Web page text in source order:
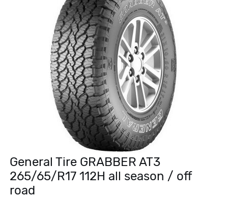
General Tire GRABBER AT3
265/65/R17 112H all season / off
road